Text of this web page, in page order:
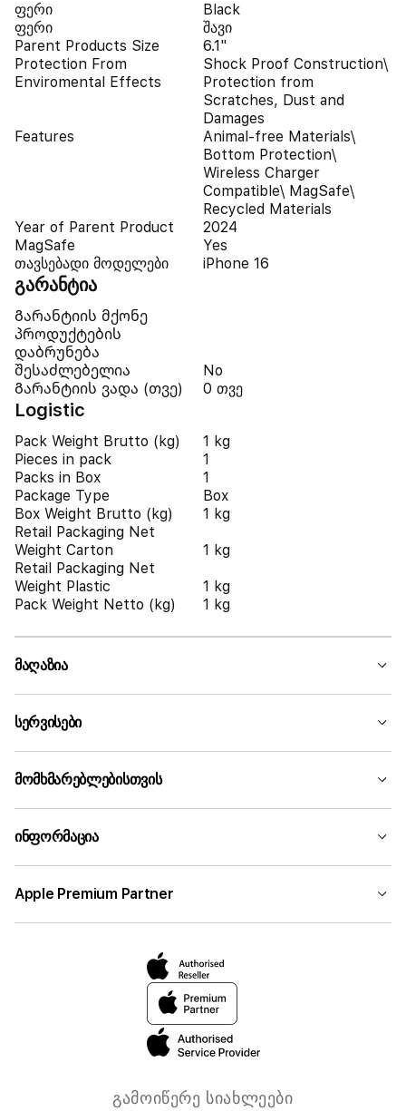
ფერი
Black
ფერი
შავი
Parent Products Size
6.1"
Protection From
Enviromental Effects
Shock Proof Construction\
Protection from
Scratches, Dust and
Damages
Features
Animal-free Materials\
Bottom Protection\
Wireless Charger
Compatible\ MagSafe\
Recycled Materials
Year of Parent Product
2024
MagSafe
Yes
თავსებადი მოდელები
iPhone 16
გარანტია
Გარანტიის მქონე
პროდუქტების
დაბრუნება
შესაძლებელია
No
Გარანტიის ვადა (თვე)
0 თვე
Logistic
Pack Weight Brutto (kg)
1 kg
Pieces in pack
1
Packs in Box
1
Package Type
Box
Box Weight Brutto (kg)
1 kg
Retail Packaging Net
Weight Carton
1 kg
Retail Packaging Net
Weight Plastic
1 kg
Pack Weight Netto (kg)
1 kg
მაღაზია
სერვისები
მომხმარებლებისთვის
ინფორმაცია
Apple Premium Partner
გამოიწერე სიახლეები